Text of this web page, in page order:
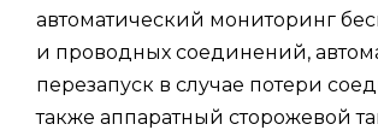
автоматический мониторинг
и проводных соединений,
перезапуск в случае потери
также аппаратный сторожевой